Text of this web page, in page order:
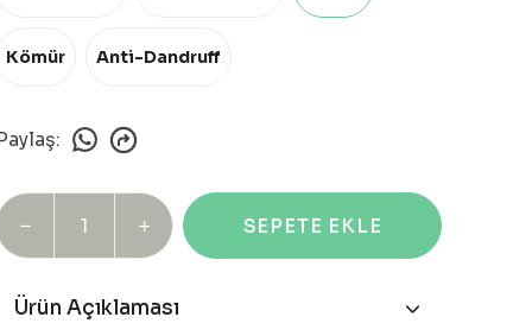
Kömür Anti-Dandruff
:
SEPETE EKLE
Ürün Açıklaması